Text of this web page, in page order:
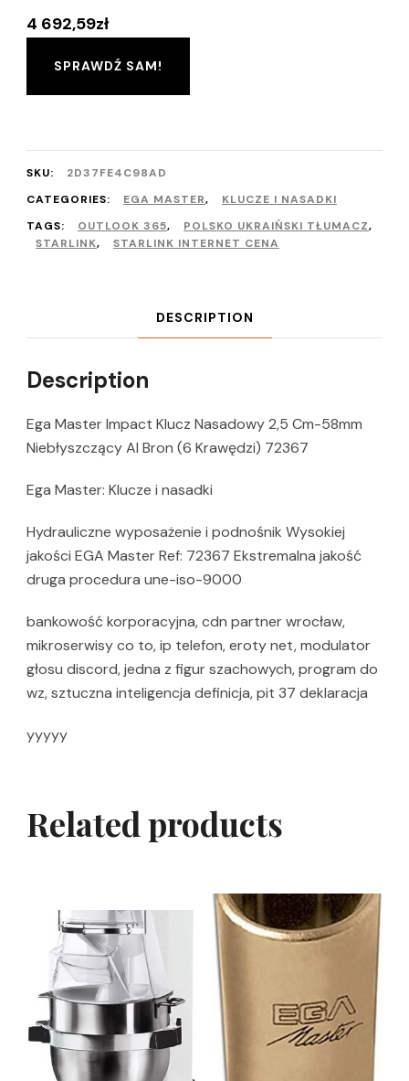
4 692,59zł
SPRAWDŹ SAM!
SKU:
2D37FE4C98AD
CATEGORIES:
EGA MASTER,
KLUCZE I NASADKI
TAGS:
OUTLOOK 365, POLSKO UKRAIŃSKI TŁUMACZ,
STARLINK, STARLINK INTERNET CENA
DESCRIPTION
Description
Ega Master Impact Klucz Nasadowy 2,5 Cm-58mm
Niebłyszczący Al Bron (6 Krawędzi) 72367
Ega Master: Klucze i nasadki
Hydrauliczne wyposażenie i podnośnik Wysokiej
jakości EGA Master Ref: 72367 Ekstremalna jakość
druga procedura une-iso-9000
bankowość korporacyjna, cdn partner wrocław,
mikroserwisy co to, ip telefon, eroty net, modulator
głosu discord, jedna z figur szachowych, program do
wz, sztuczna inteligencja definicja, pit 37 deklaracja
yyyyy
Related products